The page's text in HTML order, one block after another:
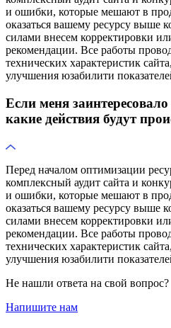
и ошибки, которые мешают в
оказаться вашему ресурсу выше
силами внесем корректировки
рекомендации. Все работы
технических характеристик
улучшения юзабилити
Если меня
какие действия будут
Перед началом оптимизации
комплексный аудит сайта и
и ошибки, которые мешают в
оказаться вашему ресурсу выше
силами внесем корректировки
рекомендации. Все работы
технических характеристик
улучшения юзабилити
Не нашли ответа на свой вопрос?
Напишите нам